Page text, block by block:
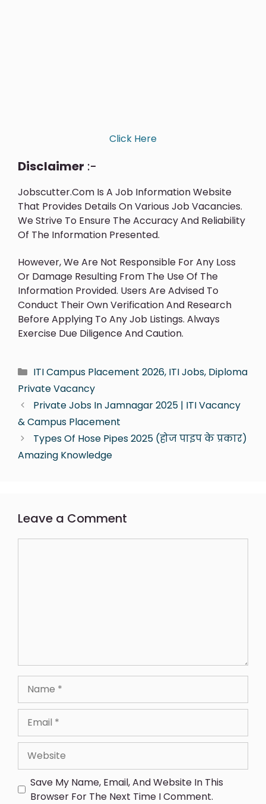
Click Here
Disclaimer :-
Jobscutter.com Is A Job Information Website
That Provides Details On Various Job Vacancies.
We Strive To Ensure The Accuracy And Reliability
Of The Information Presented.
However, We Are Not Responsible For Any Loss
Or Damage Resulting From The Use Of The
Information Provided. Users Are Advised To
Conduct Their Own Verification And Research
Before Applying To Any Job Listings. Always
Exercise Due Diligence And Caution.
ITI Campus Placement 2026, ITI Jobs, Diploma
Private Vacancy
Private Jobs In Jamnagar 2025 | ITI Vacancy
& Campus Placement
Types Of Hose Pipes 2025 (होज पाइप के प्रकार)
Amazing Knowledge
Leave a Comment
Save My Name, Email, And Website In This
Browser For The Next Time I Comment.